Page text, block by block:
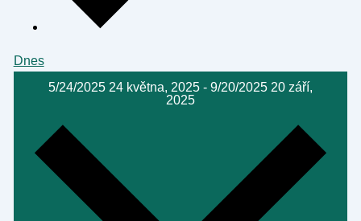
Dnes
5/24/2025 24 května, 2025 - 9/20/2025 20 září,
2025